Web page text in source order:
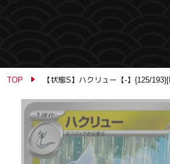
TOP 【状態S】ハクリュー【-】{125/